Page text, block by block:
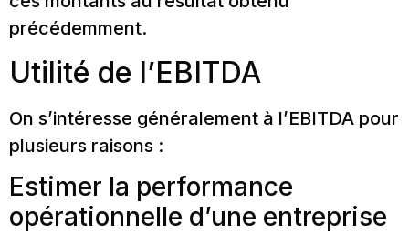
précédemment.
Utilité de l’EBITDA
On s’intéresse généralement à l’EBITDA pour
plusieurs raisons :
Estimer la performance
opérationnelle d’une entreprise